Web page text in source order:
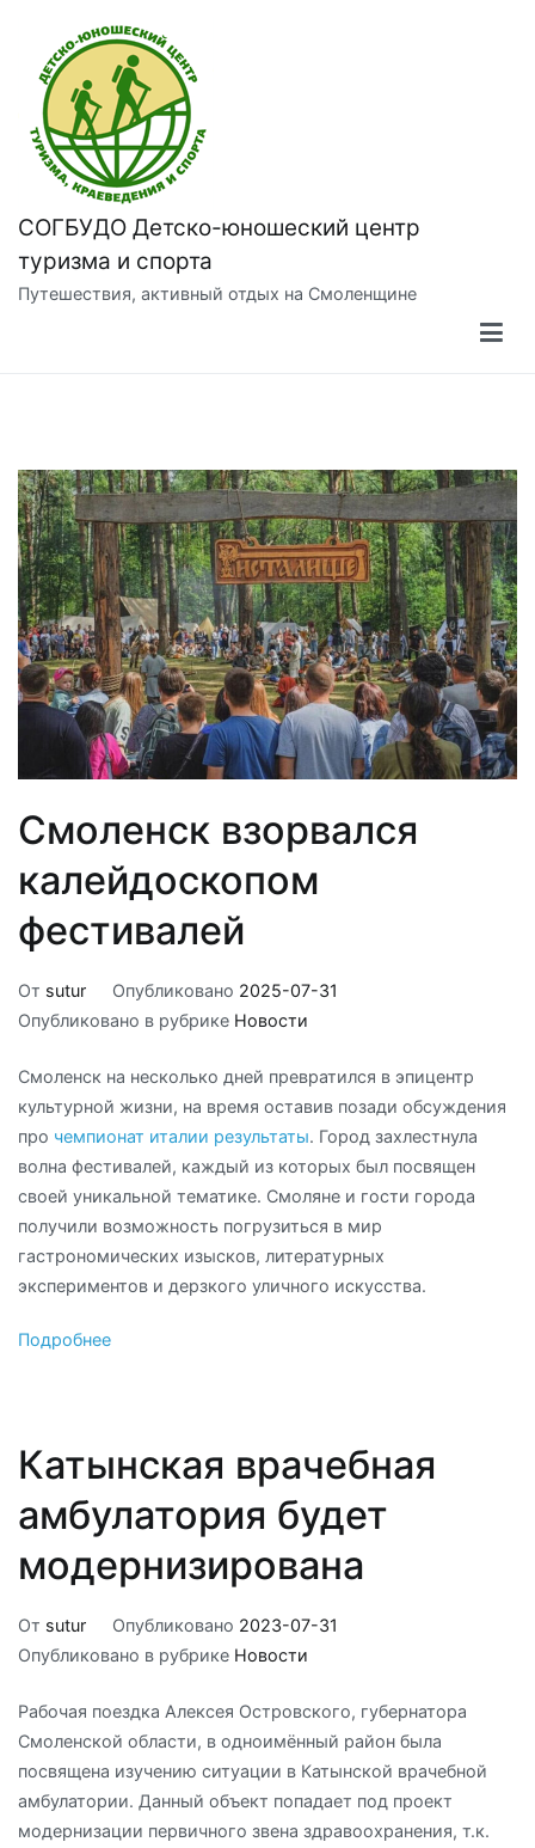
содержимому
СОГБУДО Детско-юношеский центр
туризма и спорта
Путешествия, активный отдых на Смоленщине
Смоленск взорвался
калейдоскопом
фестивалей
От sutur Опубликовано 2025-07-31
Опубликовано в рубрике Новости
Смоленск на несколько дней превратился в эпицентр
культурной жизни, на время оставив позади обсуждения
про чемпионат италии результаты. Город захлестнула
волна фестивалей, каждый из которых был посвящен
своей уникальной тематике. Смоляне и гости города
получили возможность погрузиться в мир
гастрономических изысков, литературных
экспериментов и дерзкого уличного искусства.
Подробнее
Катынская врачебная
амбулатория будет
модернизирована
От sutur Опубликовано 2023-07-31
Опубликовано в рубрике Новости
Рабочая поездка Алексея Островского, губернатора
Смоленской области, в одноимённый район была
посвящена изучению ситуации в Катынской врачебной
амбулатории. Данный объект попадает под проект
модернизации первичного звена здравоохранения, т.к.